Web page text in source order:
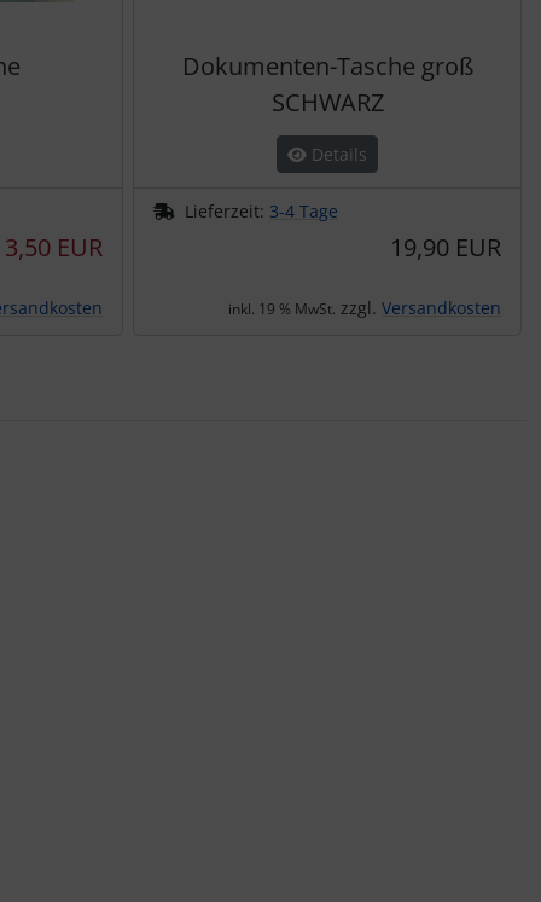
3,50 EUR
Dokumenten-Tasche groß
SCHWARZ
Details
Lieferzeit: 3-4 Tage
19,90 EUR
inkl. 19 % MwSt. zzgl. Versandkosten